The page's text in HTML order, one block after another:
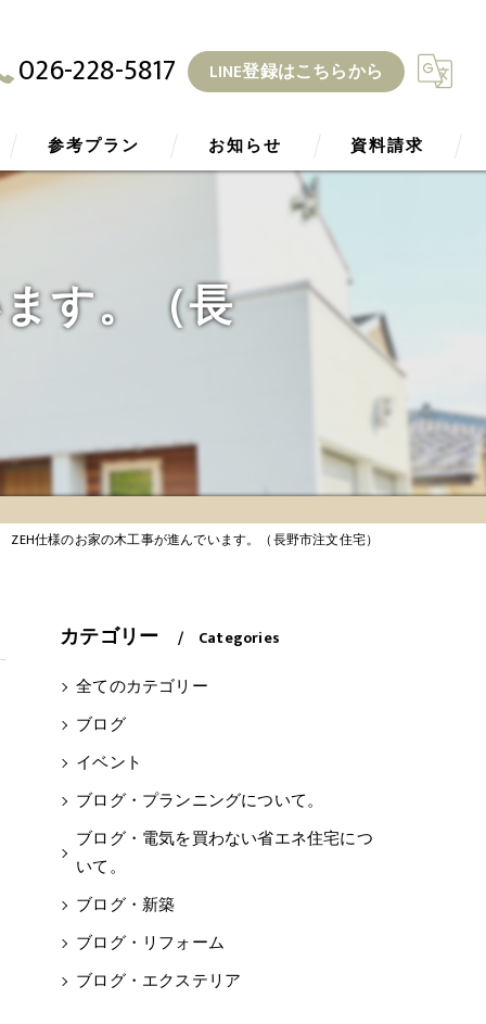
026-228-5817 LINE登録はこちらから
参考プラン お知らせ 資料請求
す。（長
ZEH仕様のお家の木工事が進んでいます。（長野市注文住宅）
カテゴリー Categories
全てのカテゴリー
ブログ
イベント
ブログ・プランニングについて。
ブログ・電気を買わない省エネ住宅につ
いて。
ブログ・新築
ブログ・リフォーム
ブログ・エクステリア